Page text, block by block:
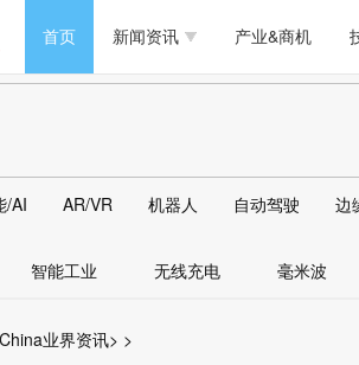
首页 新闻资讯
新能源 人工智能
马达电机技术 物联网
大数据/云
产业&商机
PC/周边 软件/工具
马达电机技术 物联网
大数据/云 边缘计算
存储
DLP
AR/
/AI AR/VR 机器人 自动驾驶 边
智能工业 无线充电 毫米波
>
业界资讯 >